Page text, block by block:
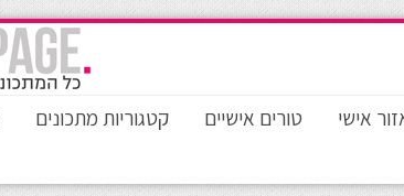
אישי טורים אישיים קטגוריות מתכונים